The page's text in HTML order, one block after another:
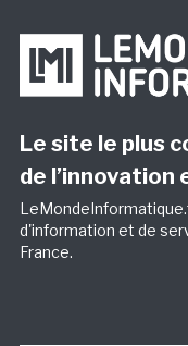
Le site le plus
de l’innovation
d'information et de
France.